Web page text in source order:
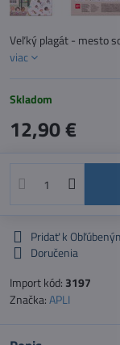
Veľký plagát - mesto
viac
Skladom
12,90 €
Pridať k
Doručenia
Import kód: 3197
Značka:APLI